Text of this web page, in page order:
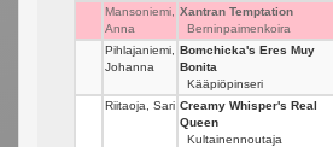
Mansoniemi,
Anna
Xantran Temptation
Berninpaimenkoira
Pihlajaniemi,
Johanna
Bomchicka's Eres Muy
Bonita
Kääpiöpinseri
Riitaoja, Sari Creamy Whisper's Real
Queen
Kultainennoutaja